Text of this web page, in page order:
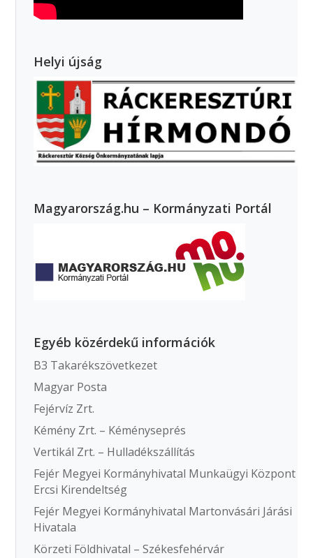
Helyi újság
Magyarország.hu – Kormányzati Portál
Egyéb közérdekű információk
B3 Takarékszövetkezet
Magyar Posta
Fejérvíz Zrt.
Kémény Zrt. – Kéményseprés
Vertikál Zrt. – Hulladékszállítás
Fejér Megyei Kormányhivatal Munkaügyi Központ
Ercsi Kirendeltség
Fejér Megyei Kormányhivatal Martonvásári Járási
Hivatala
Körzeti Földhivatal – Székesfehérvár